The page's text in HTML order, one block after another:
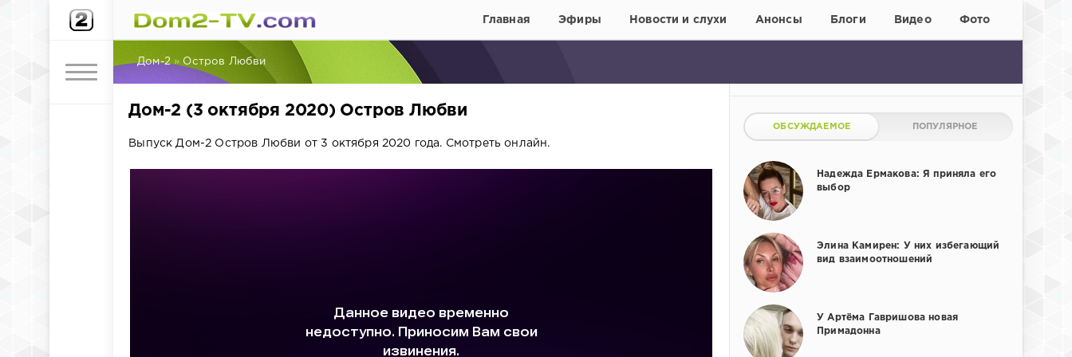
Главная Эфиры Новости и слухи Анонсы Блоги Видео Фото
Дом-2 » Остров Любви
Дом-2 (3 октября 2020) Остров Любви
Выпуск Дом-2 Остров Любви от 3 октября 2020 года. Смотреть онлайн.
ОБСУЖДАЕМОЕ ПОПУЛЯРНОЕ
Надежда Ермакова: Я приняла его
выбор
Элина Камирен: У них избегающий
вид взаимоотношений
У Артёма Гавришова новая
Примадонна